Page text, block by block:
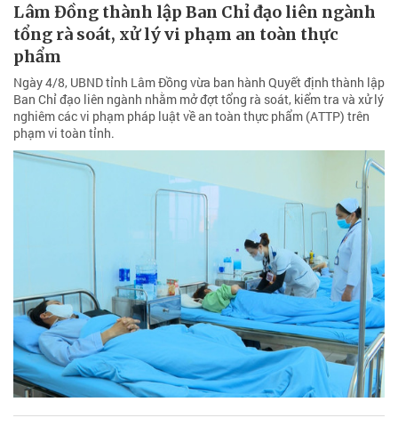
Lâm Đồng thành lập Ban Chỉ đạo liên ngành
tổng rà soát, xử lý vi phạm an toàn thực
phẩm
Ngày 4/8, UBND tỉnh Lâm Đồng vừa ban hành Quyết định thành lập
Ban Chỉ đạo liên ngành nhằm mở đợt tổng rà soát, kiểm tra và xử lý
nghiêm các vi phạm pháp luật về an toàn thực phẩm (ATTP) trên
phạm vi toàn tỉnh.